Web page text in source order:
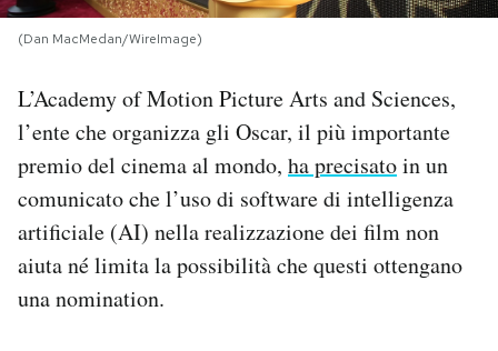
I MIEI PREFERITI
CALENDARIO
AREA PERSONALE
Area Personale
Newsletter
(Dan MacMedan/WireImage)
L’Academy of Motion Picture Arts and Sciences,
l’ente che organizza gli Oscar, il più importante
premio del cinema al mondo, ha precisatoin un
comunicato che l’uso di software di intelligenza
artificiale (AI) nella realizzazione dei film non
aiuta né limita la possibilità che questi ottengano
una nomination.